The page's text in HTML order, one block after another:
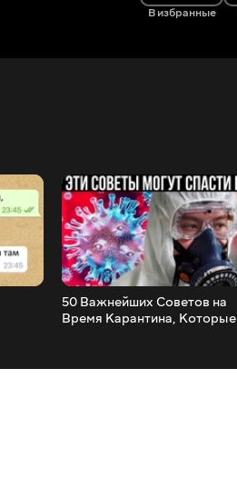
В избранные
50 Важнейших Советов на
Время Карантина, Которые